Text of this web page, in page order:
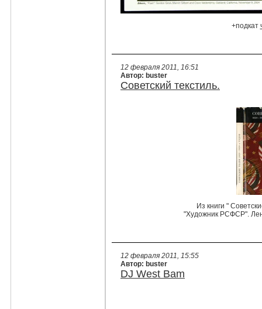
+подкат
12 февраля 2011, 16:51
Автор: buster
Советский текстиль.
Из книги "
"Художник РСФСР".
12 февраля 2011, 15:55
Автор: buster
DJ West Bam